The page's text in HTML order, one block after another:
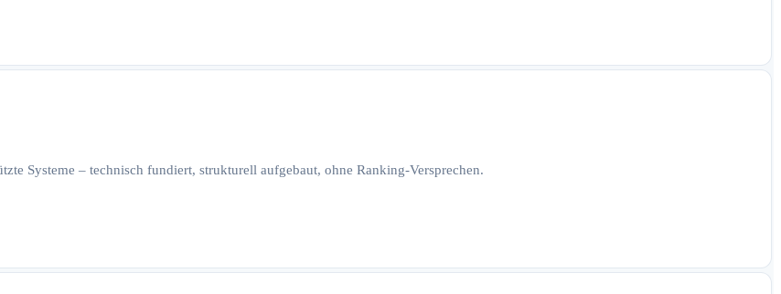
Systeme – technisch fundiert, strukturell aufgebaut, ohne Ranking-Versprechen.